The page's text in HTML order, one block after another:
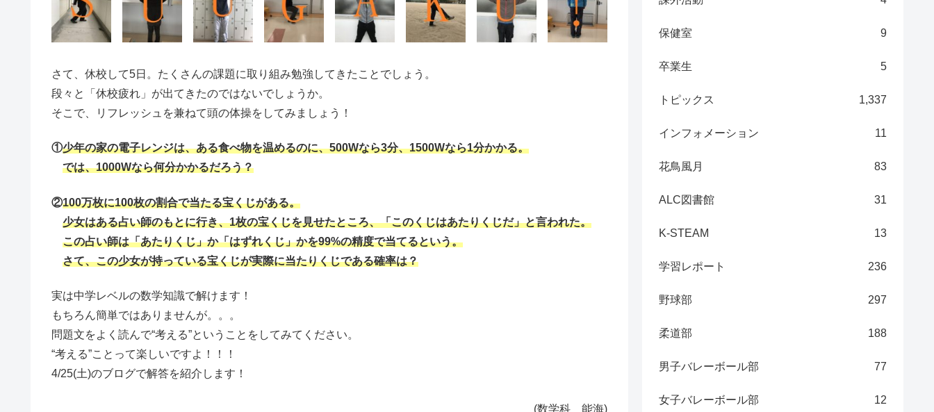
さて、休校して5日。たくさんの課題に取り組み勉強してきたことでしょう。
段々と「休校疲れ」が出てきたのではないでしょうか。
そこで、リフレッシュを兼ねて頭の体操をしてみましょう！
①少年の家の電子レンジは、ある食べ物を温めるのに、500Wなら3分、1500Wなら1分かかる。
では、1000Wなら何分かかるだろう？
②100万枚に100枚の割合で当たる宝くじがある。
少女はある占い師のもとに行き、1枚の宝くじを見せたところ、「このくじはあたりくじだ」と言われた。
この占い師は「あたりくじ」か「はずれくじ」かを99%の精度で当てるという。
さて、この少女が持っている宝くじが実際に当たりくじである確率は？
実は中学レベルの数学知識で解けます！
もちろん簡単ではありませんが。。。
問題文をよく読んで“考える”ということをしてみてください。
“考える”ことって楽しいですよ！！！
4/25(土)のブログで解答を紹介します！
(数学科 能海)
保健室 9
卒業生 5
トピックス 1,337
インフォメーション 11
花鳥風月 83
ALC図書館 31
K-STEAM 13
学習レポート 236
野球部 297
柔道部 188
男子バレーボール部 77
女子バレーボール部 12